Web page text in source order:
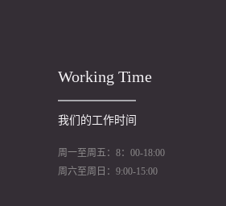
Working Time
我们的工作时间
周一至周五：8：00-18:00
周六至周日：9:00-15:00